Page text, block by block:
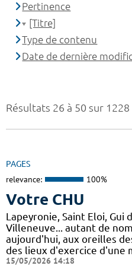
Résultats 26 à 50 sur
PAGES
relevance: 100%
Votre CHU
Lapeyronie, Saint Eloi, Gui
Villeneuve... autant de
aujourd'hui, aux oreilles
des lieux d'exercice d'une
15/05/2026 14:18
Pertinence
[Titre]
Type de contenu
Date de dernière